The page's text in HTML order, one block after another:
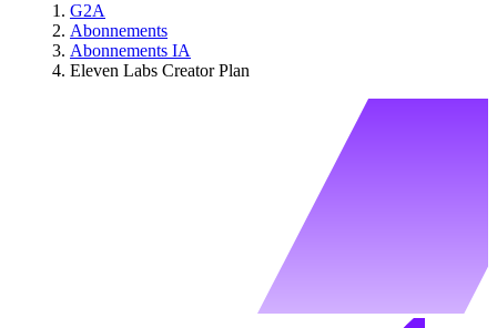
G2A
Abonnements
Abonnements IA
Eleven Labs Creator Plan